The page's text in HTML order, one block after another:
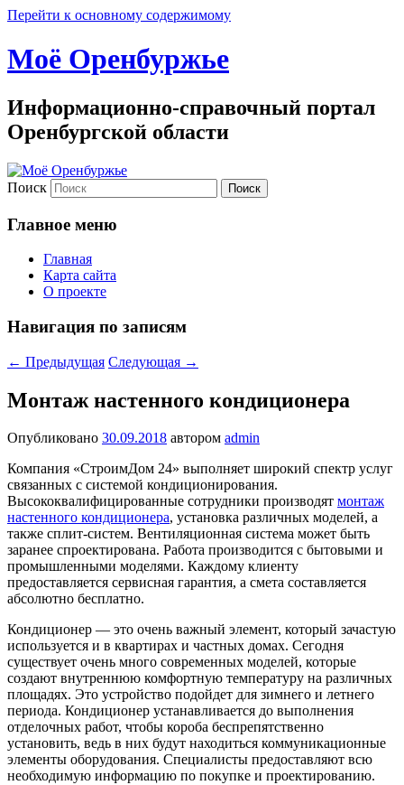
Перейти к основному содержимому
Моё Оренбуржье
Информационно-справочный портал
Оренбургской области
Поиск
Главное меню
Главная
Карта сайта
О проекте
Навигация по записям
← Предыдущая Следующая →
Монтаж настенного кондиционера
Опубликовано 30.09.2018 автором admin
Компания «СтроимДом 24» выполняет широкий спектр услуг
связанных с системой кондиционирования.
Высококвалифицированные сотрудники производят монтаж
настенного кондиционера, установка различных моделей, а
также сплит-систем. Вентиляционная система может быть
заранее спроектирована. Работа производится с бытовыми и
промышленными моделями. Каждому клиенту
предоставляется сервисная гарантия, а смета составляется
абсолютно бесплатно.
Кондиционер — это очень важный элемент, который зачастую
используется и в квартирах и частных домах. Сегодня
существует очень много современных моделей, которые
создают внутреннюю комфортную температуру на различных
площадях. Это устройство подойдет для зимнего и летнего
периода. Кондиционер устанавливается до выполнения
отделочных работ, чтобы короба беспрепятственно
установить, ведь в них будут находиться коммуникационные
элементы оборудования. Специалисты предоставляют всю
необходимую информацию по покупке и проектированию.